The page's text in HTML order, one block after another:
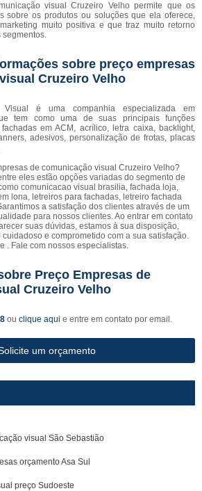
visual Cruzeiro Velho permite que os
sobre os produtos ou soluções que ela oferece,
muito positiva e que traz muito retorno
segmentos.
sobre preço empresas
Cruzeiro Velho
Visual é uma companhia especializada em
tem como uma de suas principais funções
em ACM, acrílico, letra caixa, backlight,
adesivos, personalização de frotas, placas
de comunicação visual Cruzeiro Velho?
eles estão opções variadas do segmento de
comunicacao visual brasilia, fachada loja,
lona, letreiros para fachadas, letreiro fachada
a satisfação dos clientes através de um
para nossos clientes. Ao entrar em contato
suas dúvidas, estamos à sua disposição,
e comprometido com a sua satisfação.
. Fale com nossos especialistas.
Preço Empresas de
Cruzeiro Velho
ou clique aqui e entre em contato por email.
um orçamento
visual São Sebastião
orçamento Asa Sul
preço Sudoeste